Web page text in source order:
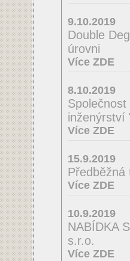
9.10.2019
Double
úrovni
Více ZDE
8.10.2019
inženýrství
Více ZDE
15.9.2019
Předběžná
Více ZDE
10.9.2019
NABÍDKA
s.r.o.
Více ZDE